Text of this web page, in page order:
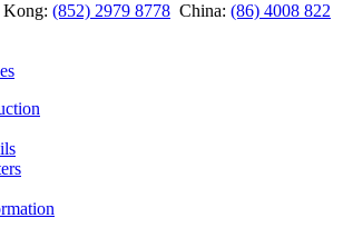
(852) 2979 8778 China: (86) 4008 822